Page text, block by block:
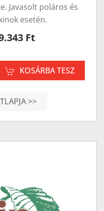
Javasolt poláros és
esetén.
Ft
KOSÁRBA TESZ
>>